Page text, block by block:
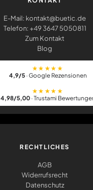
E-Mail: kontakt@buetic.de
Telefon: +49 3647 5050811
Zum Kontakt
Blog
★★★★★
4,9/5· Google Rezensionen
★★★★★
4,98/5,00· Trustami
RECHTLICHES
AGB
Widerrufsrecht
Datenschutz